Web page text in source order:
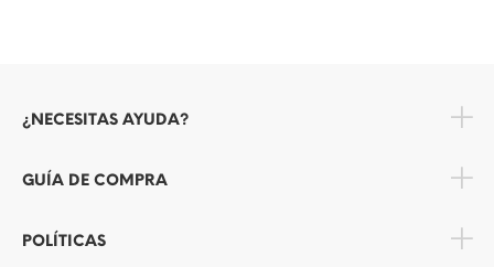
¿NECESITAS AYUDA?
GUÍA DE COMPRA
POLÍTICAS